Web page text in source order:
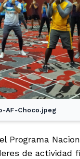
AF-Choco.jpeg
Programa
de actividad